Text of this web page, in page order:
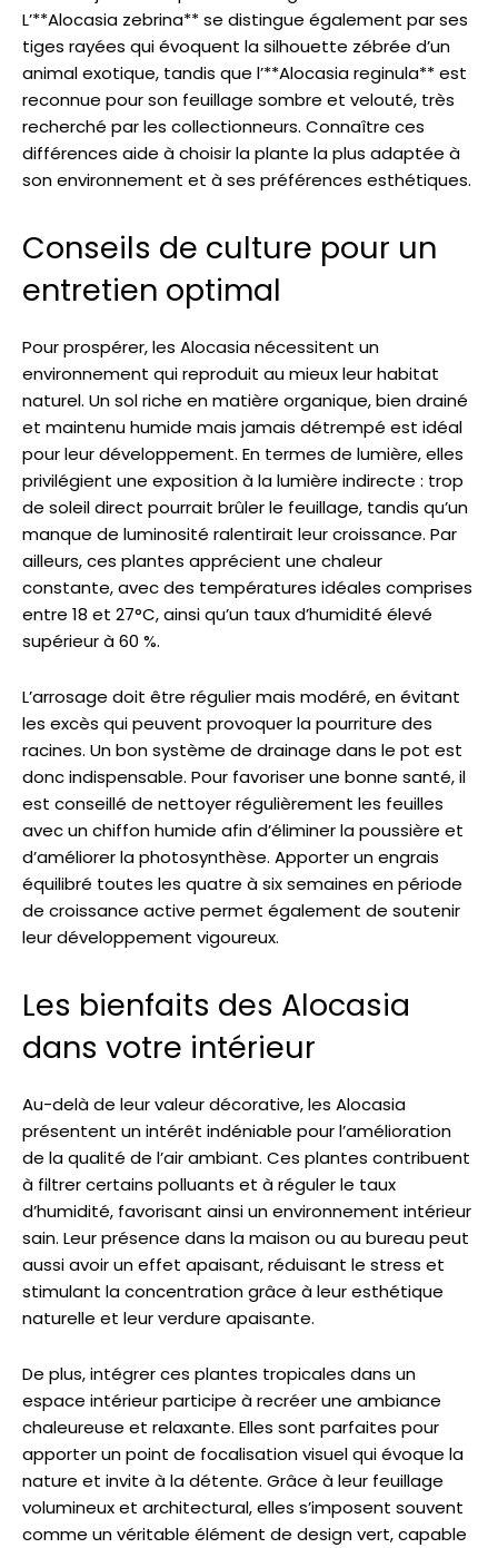
L’**Alocasia zebrina** se distingue également par ses
tiges rayées qui évoquent la silhouette zébrée d’un
animal exotique, tandis que l’**Alocasia reginula** est
reconnue pour son feuillage sombre et velouté, très
recherché par les collectionneurs. Connaître ces
différences aide à choisir la plante la plus adaptée à
son environnement et à ses préférences esthétiques.
Conseils de culture pour un
entretien optimal
Pour prospérer, les Alocasia nécessitent un
environnement qui reproduit au mieux leur habitat
naturel. Un sol riche en matière organique, bien drainé
et maintenu humide mais jamais détrempé est idéal
pour leur développement. En termes de lumière, elles
privilégient une exposition à la lumière indirecte : trop
de soleil direct pourrait brûler le feuillage, tandis qu’un
manque de luminosité ralentirait leur croissance. Par
ailleurs, ces plantes apprécient une chaleur
constante, avec des températures idéales comprises
entre 18 et 27°C, ainsi qu’un taux d’humidité élevé
supérieur à 60 %.
L’arrosage doit être régulier mais modéré, en évitant
les excès qui peuvent provoquer la pourriture des
racines. Un bon système de drainage dans le pot est
donc indispensable. Pour favoriser une bonne santé, il
est conseillé de nettoyer régulièrement les feuilles
avec un chiffon humide afin d’éliminer la poussière et
d’améliorer la photosynthèse. Apporter un engrais
équilibré toutes les quatre à six semaines en période
de croissance active permet également de soutenir
leur développement vigoureux.
Les bienfaits des Alocasia
dans votre intérieur
Au-delà de leur valeur décorative, les Alocasia
présentent un intérêt indéniable pour l’amélioration
de la qualité de l’air ambiant. Ces plantes contribuent
à filtrer certains polluants et à réguler le taux
d’humidité, favorisant ainsi un environnement intérieur
sain. Leur présence dans la maison ou au bureau peut
aussi avoir un effet apaisant, réduisant le stress et
stimulant la concentration grâce à leur esthétique
naturelle et leur verdure apaisante.
De plus, intégrer ces plantes tropicales dans un
espace intérieur participe à recréer une ambiance
chaleureuse et relaxante. Elles sont parfaites pour
apporter un point de focalisation visuel qui évoque la
nature et invite à la détente. Grâce à leur feuillage
volumineux et architectural, elles s’imposent souvent
comme un véritable élément de design vert, capable